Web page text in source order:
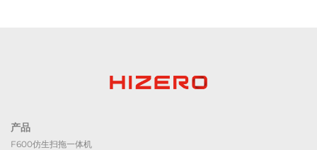
产品
F600仿生扫拖一体机